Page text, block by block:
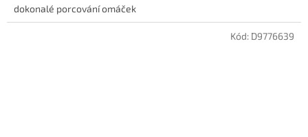
dokonalé porcování omáček
Kód: D9776639